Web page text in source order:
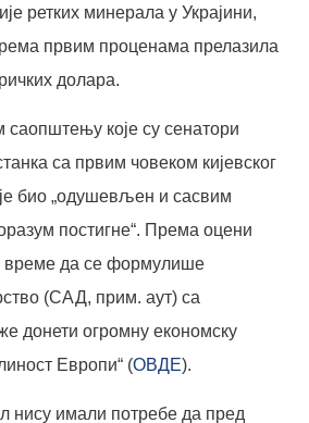
ретких минерала у Украјини,
првим проценама прелазила
долара.
саопштењу које су сенатори
са првим човеком кијевског
био „одушевљен и сасвим
постигне“. Према оцени
време да се формулише
(САД, прим. аут) са
донети огромну економску
Европи“ (ОВДЕ).
нису имали потребе да пред